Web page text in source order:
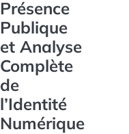
Présence
Publique
et Analyse
Complète
de
l’Identité
Numérique